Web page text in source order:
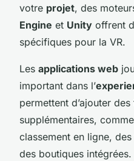
votre projet, des
Engine et Unity offrent
spécifiques pour la VR.
Les applications web
important dans l’
permettent d’ajouter
supplémentaires,
classement en ligne,
des boutiques